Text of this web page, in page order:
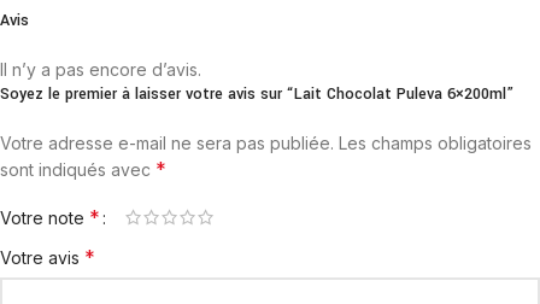
Avis
Il n’y a pas encore d’avis.
Soyez le premier à laisser votre avis sur “Lait Chocolat Puleva 6×200ml”
Votre adresse e-mail ne sera pas publiée. Les champs obligatoires
sont indiqués avec *
Votre note *
Votre avis *